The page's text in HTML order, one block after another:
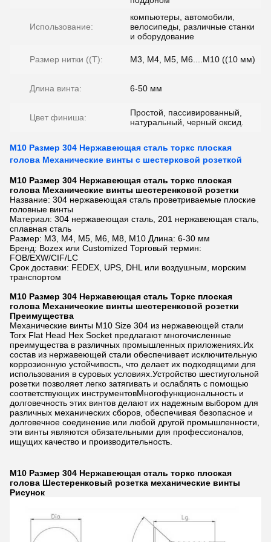
Использование:
компьютеры, автомобили,
велосипеды, различные станки
и оборудование
Размер нитки ((T): M3, M4, M5, M6....M10 ((10 мм)
Длина винта: 6-50 мм
Цвет финиша:
Простой, пассивированный,
натуральный, черный оксид.
M10 Размер 304 Нержавеющая сталь торкс плоская
голова Механические винты с шестерковой розеткой
M10 Размер 304 Нержавеющая сталь торкс плоская
голова Механические винты шестеренковой розетки
Название: 304 нержавеющая сталь проветриваемые плоские
головные винты
Материал: 304 нержавеющая сталь, 201 нержавеющая сталь,
сплавная сталь
Размер: M3, M4, M5, M6, M8, M10 Длина: 6-30 мм
Бренд: Bozex или Customized Торговый термин:
FOB/EXW/CIF/LC
Срок доставки: FEDEX, UPS, DHL или воздушным, морским
транспортом
M10 Размер 304 Нержавеющая сталь Торкс плоская
голова Механические винты шестеренковой розетки
Преимущества
Механические винты M10 Size 304 из нержавеющей стали
Torx Flat Head Hex Socket предлагают многочисленные
преимущества в различных промышленных приложениях.Их
состав из нержавеющей стали обеспечивает исключительную
коррозионную устойчивость, что делает их подходящими для
использования в суровых условиях.Устройство шестиугольной
розетки позволяет легко затягивать и ослаблять с помощью
соответствующих инструментовМногофункциональность и
долговечность этих винтов делают их надежным выбором для
различных механических сборов, обеспечивая безопасное и
долговечное соединение.или любой другой промышленности,
эти винты являются обязательными для профессионалов,
ищущих качество и производительность.
M10 Размер 304 Нержавеющая сталь торкс плоская
голова Шестеренковый розетка механические винты
Рисунок